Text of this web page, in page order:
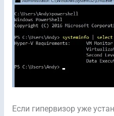
Если гипервизор уже